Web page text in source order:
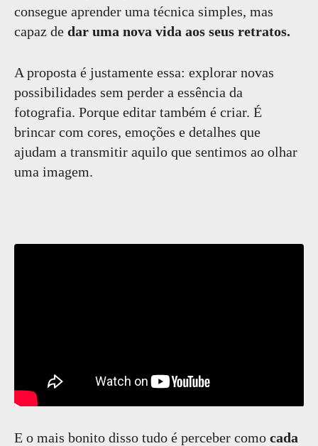
consegue aprender uma técnica simples, mas
capaz de dar uma nova vida aos seus retratos.
A proposta é justamente essa: explorar novas
possibilidades sem perder a essência da
fotografia. Porque editar também é criar. É
brincar com cores, emoções e detalhes que
ajudam a transmitir aquilo que sentimos ao olhar
uma imagem.
E o mais bonito disso tudo é perceber como cada